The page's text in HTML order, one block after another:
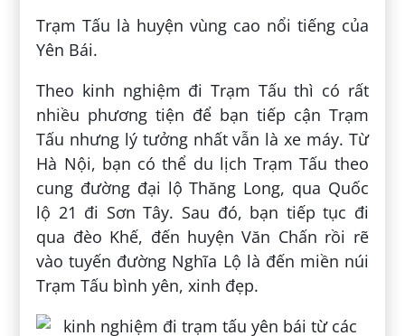
Trạm Tấu là huyện vùng cao nổi tiếng của
Yên Bái.
Theo kinh nghiệm đi Trạm Tấu thì có rất
nhiều phương tiện để bạn tiếp cận Trạm
Tấu nhưng lý tưởng nhất vẫn là xe máy. Từ
Hà Nội, bạn có thể du lịch Trạm Tấu theo
cung đường đại lộ Thăng Long, qua Quốc
lộ 21 đi Sơn Tây. Sau đó, bạn tiếp tục đi
qua đèo Khế, đến huyện Văn Chấn rồi rẽ
vào tuyến đường Nghĩa Lộ là đến miền núi
Trạm Tấu bình yên, xinh đẹp.